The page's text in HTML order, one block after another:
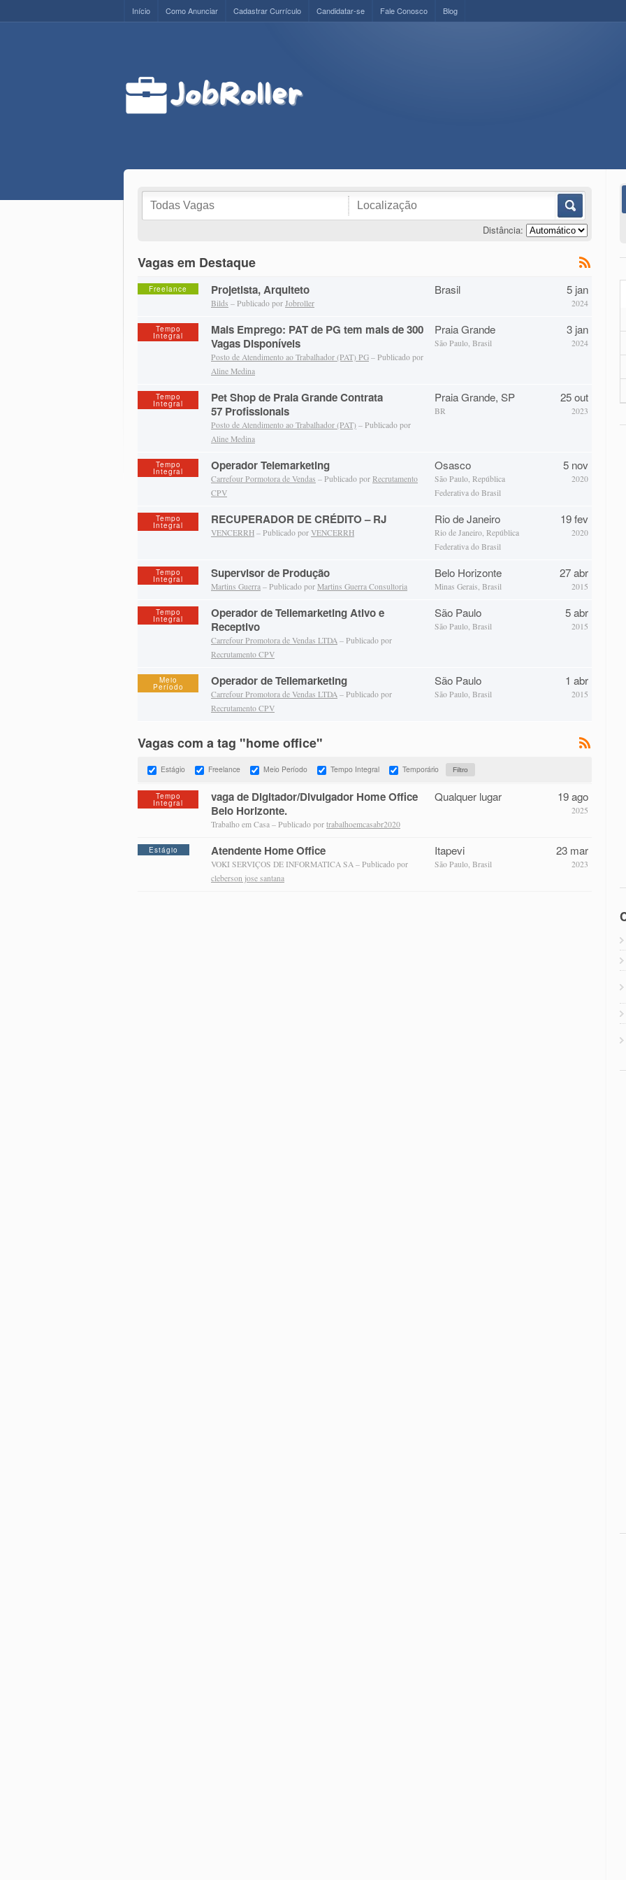
Início Como Anunciar Cadastrar Currículo Candidatar-se Fale Conosco Blog
Distância:
Vagas em Destaque
Freelance Projetista, Arquiteto
Bilds – Publicado por Jobroller
Brasil 5 jan
2024
Tempo
Integral
Mais Emprego: PAT de PG tem mais de 300
Vagas Disponíveis
Posto de Atendimento ao Trabalhador (PAT) PG – Publicado por
Aline Medina
Praia Grande
São Paulo, Brasil
3 jan
2024
Tempo
Integral
Pet Shop de Praia Grande Contrata
57 Profissionais
Posto de Atendimento ao Trabalhador (PAT) – Publicado por
Aline Medina
Praia Grande, SP
BR
25 out
2023
Tempo
Integral Operador Telemarketing
Carrefour Pormotora de Vendas – Publicado por Recrutamento
CPV
Osasco
São Paulo, República
Federativa do Brasil
5 nov
2020
Tempo
Integral RECUPERADOR DE CRÉDITO – RJ
VENCERRH – Publicado por VENCERRH
Rio de Janeiro
Rio de Janeiro, República
Federativa do Brasil
19 fev
2020
Tempo
Integral Supervisor de Produção
Martins Guerra – Publicado por Martins Guerra Consultoria
Belo Horizonte
Minas Gerais, Brasil
27 abr
2015
Tempo
Integral
Operador de Tellemarketing Ativo e
Receptivo
Carrefour Promotora de Vendas LTDA – Publicado por
Recrutamento CPV
São Paulo
São Paulo, Brasil
5 abr
2015
Meio
Período Operador de Tellemarketing
Carrefour Promotora de Vendas LTDA – Publicado por
Recrutamento CPV
São Paulo
São Paulo, Brasil
1 abr
2015
Vagas com a tag "home office"
Estágio Freelance Meio Período Tempo Integral Temporário
Tempo
Integral
vaga de Digitador/Divulgador Home Office
Belo Horizonte.
Trabalho em Casa – Publicado por trabalhoemcasabr2020
Qualquer lugar 19 ago
2025
Estágio Atendente Home Office
VOKI SERVIÇOS DE INFORMATICA SA – Publicado por
cleberson jose santana
Itapevi
São Paulo, Brasil
23 mar
2023